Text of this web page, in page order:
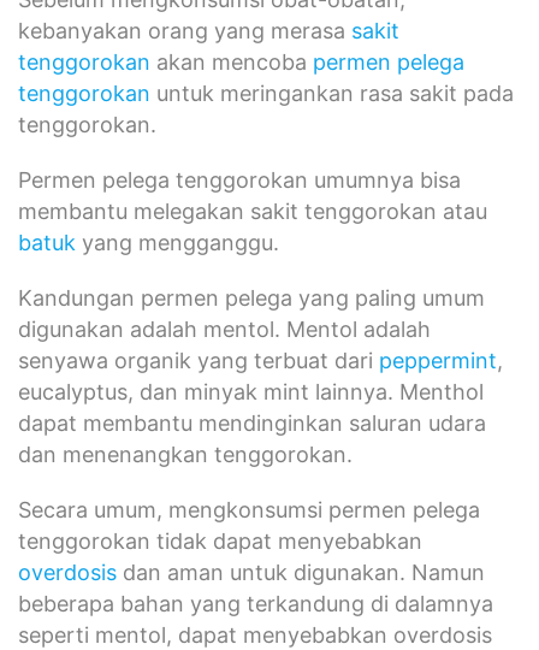
kebanyakan orang yang merasa sakit
tenggorokan akan mencoba permen pelega
tenggorokan untuk meringankan rasa sakit pada
tenggorokan.
Permen pelega tenggorokan umumnya bisa
membantu melegakan sakit tenggorokan atau
batuk yang mengganggu.
Kandungan permen pelega yang paling umum
digunakan adalah mentol. Mentol adalah
senyawa organik yang terbuat dari peppermint,
eucalyptus, dan minyak mint lainnya. Menthol
dapat membantu mendinginkan saluran udara
dan menenangkan tenggorokan.
Secara umum, mengkonsumsi permen pelega
tenggorokan tidak dapat menyebabkan
overdosis dan aman untuk digunakan. Namun
beberapa bahan yang terkandung di dalamnya
seperti mentol, dapat menyebabkan overdosis